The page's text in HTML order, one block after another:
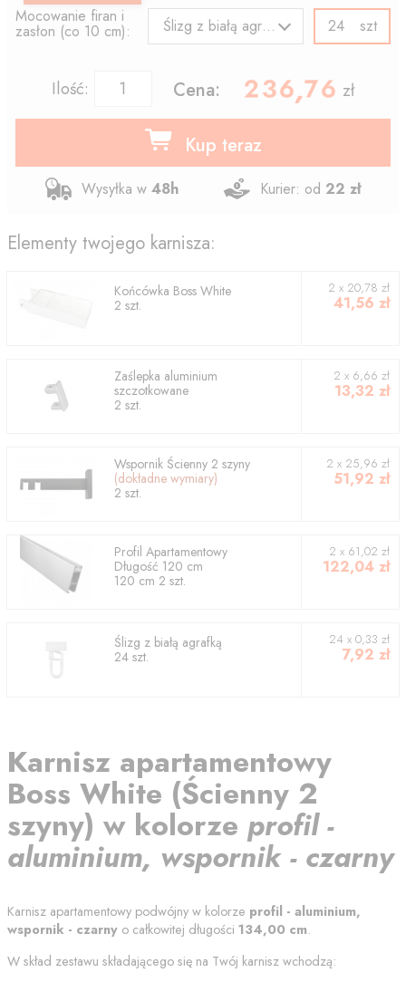
Mocowanie firan i
zasłon (co 10 cm): Ślizg z białą agrafką szt
Ilość: Cena: , zł
Kup teraz
Wysyłka w 48h Kurier: od 22 zł
Elementy twojego karnisza:
Końcówka Boss White
2 szt.
2 x 20,78 zł
41,56 zł
Zaślepka aluminium
szczotkowane
2 szt.
2 x 6,66 zł
13,32 zł
Wspornik Ścienny 2 szyny
(dokładne wymiary)
2 szt.
2 x 25,96 zł
51,92 zł
Profil Apartamentowy
Długość 120 cm
120 cm 2 szt.
2 x 61,02 zł
122,04 zł
Ślizg z białą agrafką
24 szt.
24 x 0,33 zł
7,92 zł
Karnisz apartamentowy
Boss White (Ścienny 2
szyny) w kolorze profil -
aluminium, wspornik - czarny
Karnisz apartamentowy podwójny w kolorze profil - aluminium,
wspornik - czarny o całkowitej długości 134,00 cm.
W skład zestawu składającego się na Twój karnisz wchodzą: